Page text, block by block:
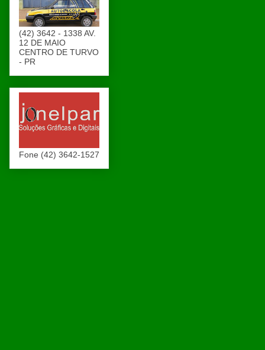
(42) 3642 - 1338 AV.
12 DE MAIO
CENTRO DE TURVO
- PR
Fone (42) 3642-1527